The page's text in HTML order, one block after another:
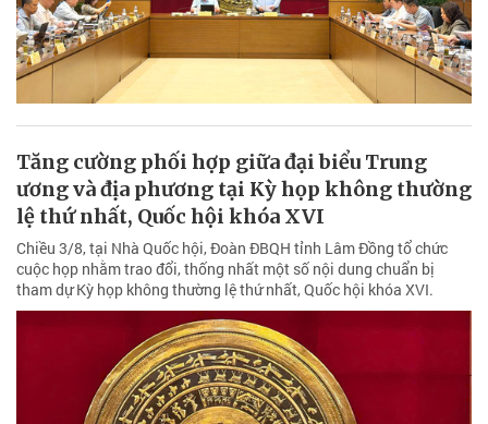
Tăng cường phối hợp giữa đại biểu Trung
ương và địa phương tại Kỳ họp không thường
lệ thứ nhất, Quốc hội khóa XVI
Chiều 3/8, tại Nhà Quốc hội, Đoàn ĐBQH tỉnh Lâm Đồng tổ chức
cuộc họp nhằm trao đổi, thống nhất một số nội dung chuẩn bị
tham dự Kỳ họp không thường lệ thứ nhất, Quốc hội khóa XVI.